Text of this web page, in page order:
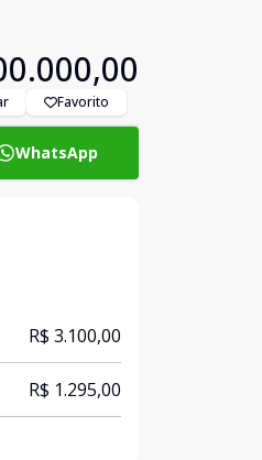
Favorito
WhatsApp
R$ 3.100,00
R$ 1.295,00